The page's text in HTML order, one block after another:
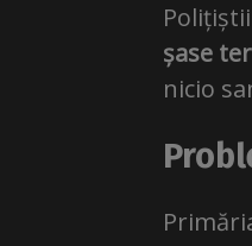
șase
nicio